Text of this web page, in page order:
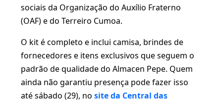
sociais da Organização do Auxílio Fraterno
(OAF) e do Terreiro Cumoa.
O kit é completo e inclui camisa, brindes de
fornecedores e itens exclusivos que seguem o
padrão de qualidade do Almacen Pepe. Quem
ainda não garantiu presença pode fazer isso
até sábado (29), no site da Central das